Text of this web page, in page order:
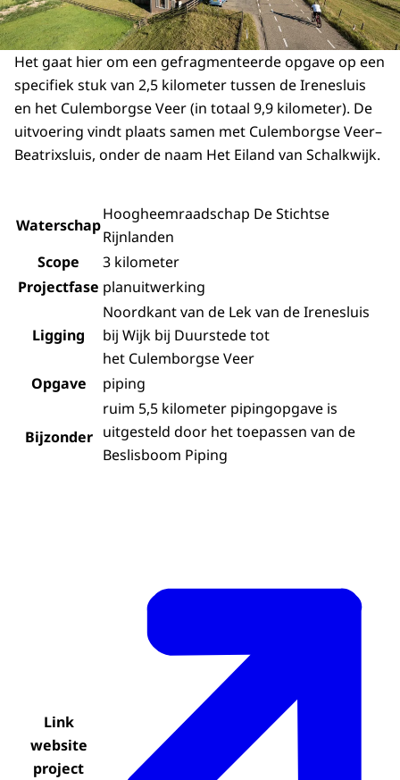
Het gaat hier om een gefragmenteerde opgave op een
specifiek stuk van 2,5 kilometer tussen de Irenesluis
en het Culemborgse Veer (in totaal 9,9 kilometer). De
uitvoering vindt plaats samen met Culemborgse Veer–
Beatrixsluis, onder de naam Het Eiland van Schalkwijk.
Waterschap
Hoogheemraadschap De Stichtse
Rijnlanden
Scope
3 kilometer
Projectfase planuitwerking
Ligging
Noordkant van de Lek van de Irenesluis
bij Wijk bij Duurstede tot
het Culemborgse Veer
Opgave
piping
Bijzonder
ruim 5,5 kilometer pipingopgave is
uitgesteld door het toepassen van de
Beslisboom Piping
Link
website
project